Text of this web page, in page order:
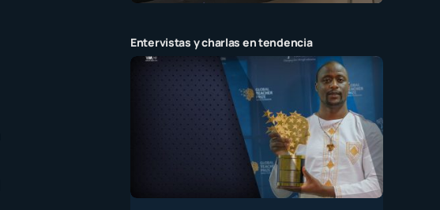
Entervistas y charlas en tendencia